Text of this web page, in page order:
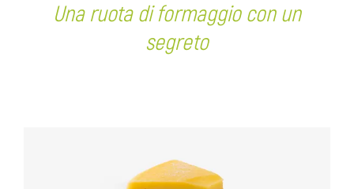
Una ruota di formaggio con un
segreto